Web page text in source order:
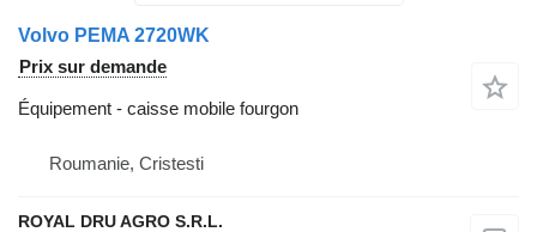
Volvo PEMA 2720WK
Prix sur demande
Équipement - caisse mobile fourgon
Roumanie, Cristesti
ROYAL DRU AGRO S.R.L.